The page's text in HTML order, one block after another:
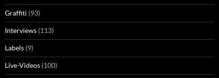
Graffiti (93)
Interviews (113)
Labels (9)
Live-Videos (100)